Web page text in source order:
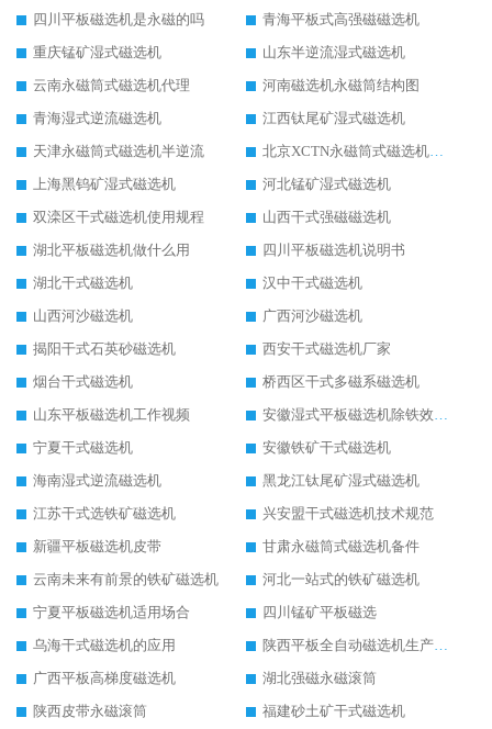
四川平板磁选机是永磁的吗
青海平板式高强磁磁选机
重庆锰矿湿式磁选机
山东半逆流湿式磁选机
云南永磁筒式磁选机代理
河南磁选机永磁筒结构图
青海湿式逆流磁选机
江西钛尾矿湿式磁选机
天津永磁筒式磁选机半逆流
北京XCTN永磁筒式磁选机磁块位置
上海黑钨矿湿式磁选机
河北锰矿湿式磁选机
双滦区干式磁选机使用规程
山西干式强磁磁选机
湖北平板磁选机做什么用
四川平板磁选机说明书
湖北干式磁选机
汉中干式磁选机
山西河沙磁选机
广西河沙磁选机
揭阳干式石英砂磁选机
西安干式磁选机厂家
烟台干式磁选机
桥西区干式多磁系磁选机
山东平板磁选机工作视频
安徽湿式平板磁选机除铁效果怎么样
宁夏干式磁选机
安徽铁矿干式磁选机
海南湿式逆流磁选机
黑龙江钛尾矿湿式磁选机
江苏干式选铁矿磁选机
兴安盟干式磁选机技术规范
新疆平板磁选机皮带
甘肃永磁筒式磁选机备件
云南未来有前景的铁矿磁选机
河北一站式的铁矿磁选机
宁夏平板磁选机适用场合
四川锰矿平板磁选
乌海干式磁选机的应用
陕西平板全自动磁选机生产厂家
广西平板高梯度磁选机
湖北强磁永磁滚筒
陕西皮带永磁滚筒
福建砂土矿干式磁选机